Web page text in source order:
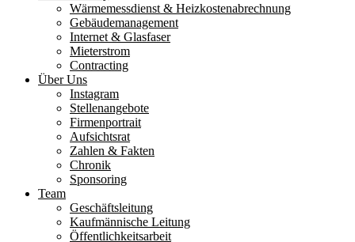
Wärmemessdienst & Heizkostenabrechnung
Gebäudemanagement
Internet & Glasfaser
Mieterstrom
Contracting
Über Uns
Instagram
Stellenangebote
Firmenportrait
Aufsichtsrat
Zahlen & Fakten
Chronik
Sponsoring
Team
Ge­schäfts­lei­tung
Kauf­män­nische Lei­tung
Öffent­lich­keits­­arbeit